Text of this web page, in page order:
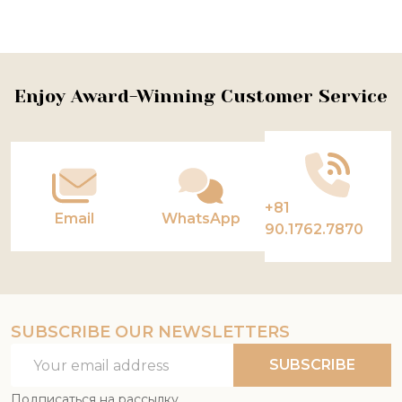
Footer
Enjoy Award-Winning Customer Service
Email WhatsApp
+81
90.1762.7870
SUBSCRIBE OUR NEWSLETTERS
Address
SUBSCRIBE